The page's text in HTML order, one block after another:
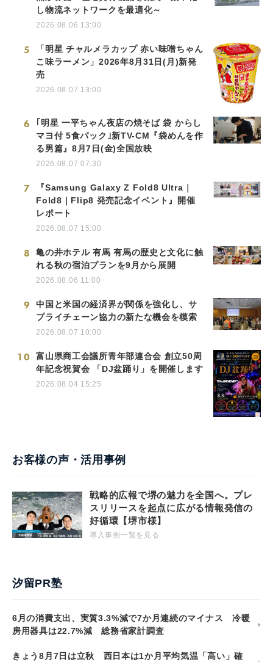
し物流ネットワークを最適化～
2026.08.06 13:00
5
「明星 チャルメラカップ 赤い味噌ちゃん
こ味ラーメン」2026年8月31日(月)新発
売
2026.08.07 13:00
6
｢明星 一平ちゃん夜店の焼そば 袋 からし
マヨ付 5食パック｣新TV-CM『袋めんを作
る男篇』8月7日(金)全国放映
2026.08.07 07:30
7
『Samsung Galaxy Z Fold8 Ultra｜
Fold8｜Flip8 発売記念イベント』開催
レポート
2026.08.07 15:00
8
亀の井ホテル 有馬 有馬の歴史と文化に触
れる秋の宿泊プランを9月から展開
2026.08.06 11:00
9
中国と米国の経済界が関係を強化し、サ
プライチェーン協力の新たな機会を模索
2026.08.07 10:00
10
富山県商工会議所青年部連合会 創立50周
年記念祝賀会 「DJ盆踊り」を開催します
2026.08.04 15:25
お客様の声・活用事例
戦略的広報で堺の魅力を全国へ。プレ
スリリースを起点に広がる情報発信の
好循環【堺市様】
導入事例一覧を見る
汐留PR塾
6月の消費支出、実質3.3%減で7か月連続のマイナス 冷暖
房用器具は22.7%減 総務省家計調査
きょう8月7日は立秋 西日本は1か月平均気温「高い」確